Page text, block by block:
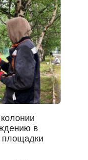
в
площадки